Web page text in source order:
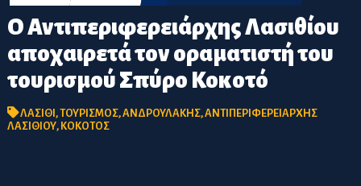
Ο Αντιπεριφερειάρχης Λασιθίου
αποχαιρετά τον οραματιστή του
τουρισμού Σπύρο Κοκοτό
ΛΑΣΙΘΙ,ΤΟΥΡΙΣΜΟΣ,ΑΝΔΡΟΥΛΑΚΗΣ,ΑΝΤΙΠΕΡΙΦΕΡΕΙΑΡΧΗΣ
ΛΑΣΙΘΙΟΥ, ΚΟΚΟΤΟΣ